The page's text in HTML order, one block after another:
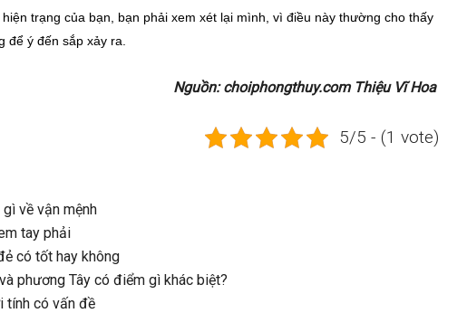
trạng của bạn, bạn phải xem xét lại mình, vì điều này thường cho thấy
ý đến sắp xảy ra.
Nguồn: choiphongthuy.com Thiệu Vĩ Hoa
5/5 - (1 vote)
về vận mệnh
tay phải
có tốt hay không
phương Tây có điểm gì khác biệt?
tính có vấn đề